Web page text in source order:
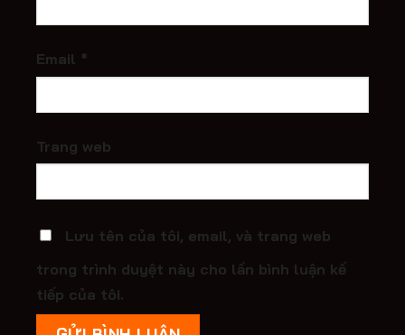
Email *
Trang web
Lưu tên của tôi, email, và trang web
trong trình duyệt này cho lần bình luận kế
tiếp của tôi.